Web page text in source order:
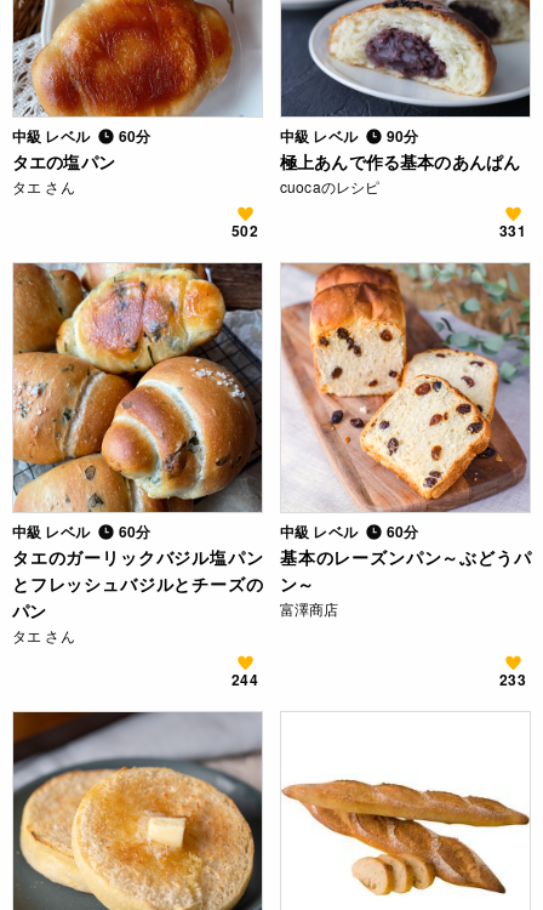
中級 レベル 60分
タエの塩パン
タエ さん
502
中級 レベル 90分
極上あんで作る基本のあんぱん
cuocaのレシピ
331
中級 レベル 60分
タエのガーリックバジル塩パン
とフレッシュバジルとチーズの
パン
タエ さん
244
中級 レベル 60分
基本のレーズンパン～ぶどうパ
ン～
富澤商店
233